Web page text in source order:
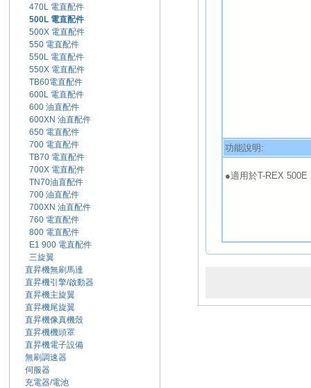
470L 電直配件
500L 電直配件
500X 電直配件
550 電直配件
550L 電直配件
550X 電直配件
TB60電直配件
600L 電直配件
600 油直配件
600XN 油直配件
650 電直配件
700 電直配件
TB70 電直配件
700X 電直配件
TN70油直配件
700 油直配件
700XN 油直配件
760 電直配件
800 電直配件
E1 900 電直配件
三旋翼
直昇機無刷馬達
直昇機引擎/啟動器
直昇機主旋翼
直昇機尾旋翼
直昇機像真機殼
直昇機機頭罩
直昇機電子設備
無刷調速器
伺服器
充電器/電池
功能說明:
●適用於T-REX